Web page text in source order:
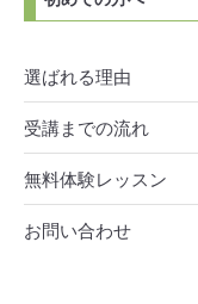
選ばれる理由
受講までの流れ
無料体験レッスン
お問い合わせ